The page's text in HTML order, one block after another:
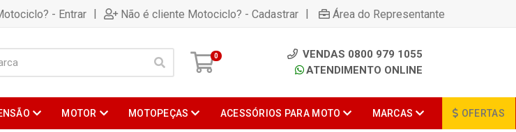
- Entrar | Não é cliente Motociclo? - Cadastrar | Área do Representante
0
VENDAS 0800 979 1055
ATENDIMENTO ONLINE
MOTOR MOTOPEÇAS ACESSÓRIOS PARA MOTO MARCAS OFERTAS